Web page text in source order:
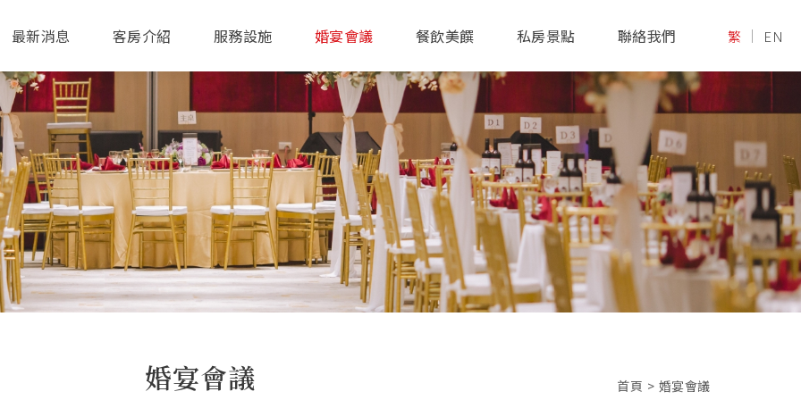
最新消息 客房介紹 服務設施 婚宴會議 餐飲美饌 私房景點 聯絡我們 繁 EN
婚宴會議 首頁 > 婚宴會議